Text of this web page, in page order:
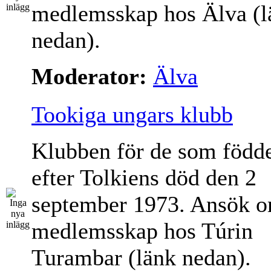
medlemsskap hos Älva
nedan).
Moderator: Älva
Tookiga ungars klubb
Klubben för de som
efter Tolkiens död den 2
september 1973. Ansök
medlemsskap hos Túrin
Turambar (länk nedan).